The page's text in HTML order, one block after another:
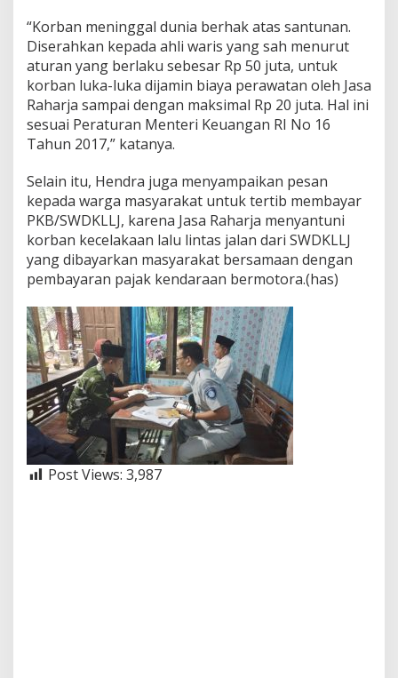
“Korban meninggal dunia berhak atas santunan.
Diserahkan kepada ahli waris yang sah menurut
aturan yang berlaku sebesar Rp 50 juta, untuk
korban luka-luka dijamin biaya perawatan oleh Jasa
Raharja sampai dengan maksimal Rp 20 juta. Hal ini
sesuai Peraturan Menteri Keuangan RI No 16
Tahun 2017,” katanya.
Selain itu, Hendra juga menyampaikan pesan
kepada warga masyarakat untuk tertib membayar
PKB/SWDKLLJ, karena Jasa Raharja menyantuni
korban kecelakaan lalu lintas jalan dari SWDKLLJ
yang dibayarkan masyarakat bersamaan dengan
pembayaran pajak kendaraan bermotora.(has)
Post Views: 3,987